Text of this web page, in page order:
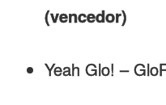
(vencedor)
Yeah Glo! –